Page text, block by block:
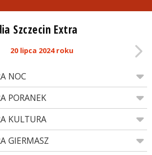
Szczecin Extra
20 lipca 2024 roku
NOC
PORANEK
KULTURA
GIERMASZ